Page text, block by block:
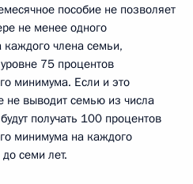
пособие не позволяет
не менее одного
члена семьи,
75 процентов
минимума. Если и это
не выводит семью из числа
получать 100 процентов
минимума на каждого
семи лет.